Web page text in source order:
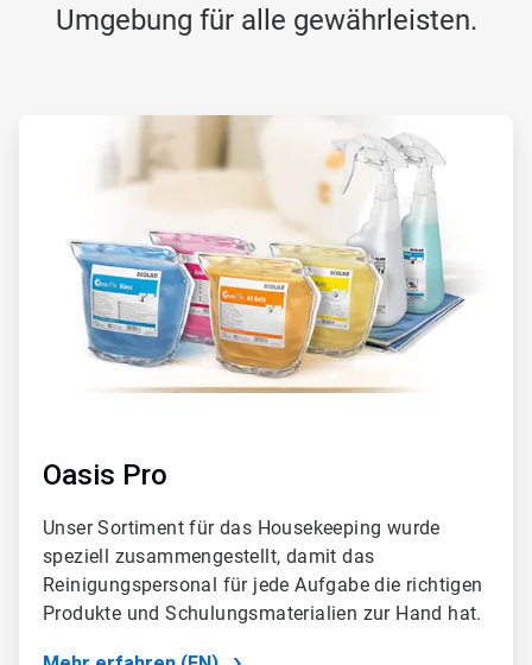
Umgebung für alle gewährleisten.
Oasis Pro
Unser Sortiment für das Housekeeping wurde
speziell zusammengestellt, damit das
Reinigungspersonal für jede Aufgabe die richtigen
Produkte und Schulungsmaterialien zur Hand hat.